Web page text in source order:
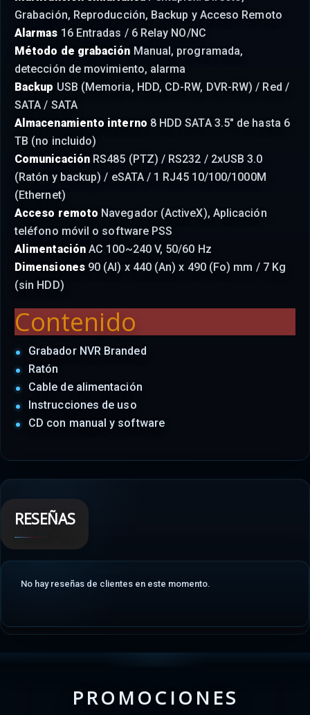
Grabación, Reproducción, Backup y Acceso Remoto
Alarmas 16 Entradas / 6 Relay NO/NC
Método de grabación Manual, programada,
detección de movimiento, alarma
Backup USB (Memoria, HDD, CD-RW, DVR-RW) / Red /
SATA / SATA
Almacenamiento interno 8 HDD SATA 3.5" de hasta 6
TB (no incluido)
ComunicaciónRS485 (PTZ) / RS232 / 2xUSB 3.0
(Ratón y backup) / eSATA / 1 RJ45 10/100/1000M
(Ethernet)
Acceso remoto Navegador (ActiveX), Aplicación
teléfono móvil o software PSS
AlimentaciónAC 100~240 V, 50/60 Hz
Dimensiones90 (Al) x 440 (An) x 490 (Fo) mm / 7 Kg
(sin HDD)
Contenido
Grabador NVR Branded
Ratón
Cable de alimentación
Instrucciones de uso
CD con manual y software
RESEÑAS
No hay reseñas de clientes en este momento.
PROMOCIONES